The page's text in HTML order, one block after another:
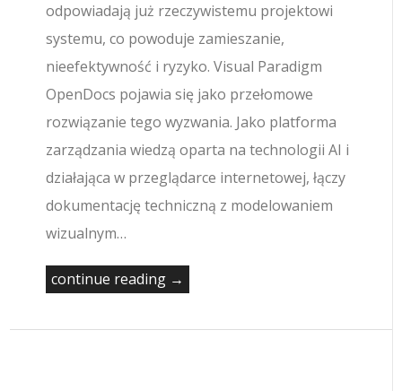
odpowiadają już rzeczywistemu projektowi
systemu, co powoduje zamieszanie,
nieefektywność i ryzyko. Visual Paradigm
OpenDocs pojawia się jako przełomowe
rozwiązanie tego wyzwania. Jako platforma
zarządzania wiedzą oparta na technologii AI i
działająca w przeglądarce internetowej, łączy
dokumentację techniczną z modelowaniem
wizualnym…
continue reading →